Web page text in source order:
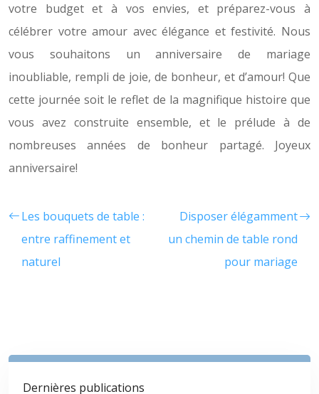
votre budget et à vos envies, et préparez-vous à
célébrer votre amour avec élégance et festivité. Nous
vous souhaitons un anniversaire de mariage
inoubliable, rempli de joie, de bonheur, et d’amour! Que
cette journée soit le reflet de la magnifique histoire que
vous avez construite ensemble, et le prélude à de
nombreuses années de bonheur partagé. Joyeux
anniversaire!
Les bouquets de table :
entre raffinement et
naturel
Disposer élégamment
un chemin de table rond
pour mariage
Dernières publications